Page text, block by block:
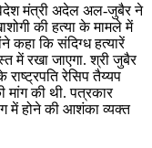
मंत्री अदेल अल-जुबैर ने
की हत्‍या के मामले में
कहा कि संदिग्‍ध हत्‍यारें
में रखा जाएगा. श्री जुबैर
रेसिप तैय्यप
मांग की थी. पत्रकार
में होने की आशंका व्यक्त